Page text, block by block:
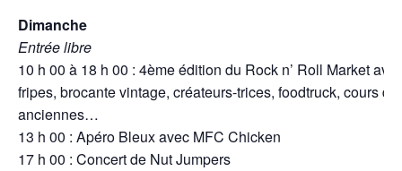
Dimanche
Entrée libre
10 h 00 à 18 h 00 : 4ème édition du Rock n’ Roll Market
fripes, brocante vintage, créateurs-trices, foodtruck, cours
anciennes…
13 h 00 : Apéro Bleux avec MFC Chicken
17 h 00 : Concert de Nut Jumpers